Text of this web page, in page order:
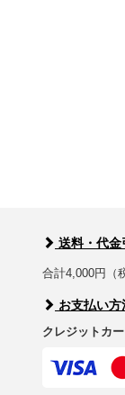
送料・代金
合計4,000円（
お支払い方
クレジットカー